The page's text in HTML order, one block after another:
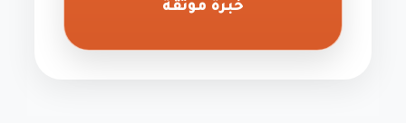
خبرة موثّقة